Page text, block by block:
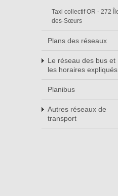
Taxi collectif OR - 272
des-Sœurs
Plans des réseaux
Le réseau des bus et
les horaires expliqués
Planibus
Autres réseaux de
transport